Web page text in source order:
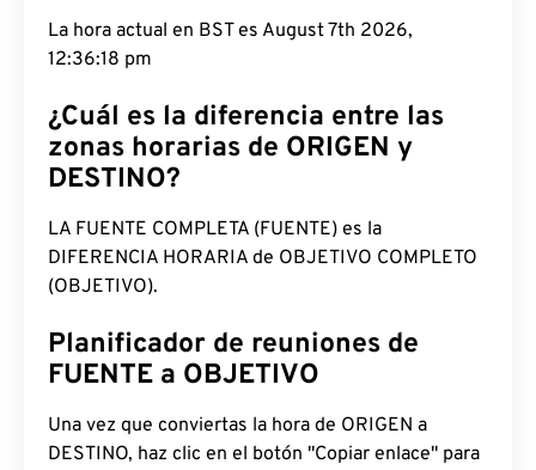
La hora actual en BST es August 7th 2026,
12:36:19 pm
¿Cuál es la diferencia entre las
zonas horarias de ORIGEN y
DESTINO?
LA FUENTE COMPLETA (FUENTE) es la
DIFERENCIA HORARIA de OBJETIVO COMPLETO
(OBJETIVO).
Planificador de reuniones de
FUENTE a OBJETIVO
Una vez que conviertas la hora de ORIGEN a
DESTINO, haz clic en el botón "Copiar enlace" para